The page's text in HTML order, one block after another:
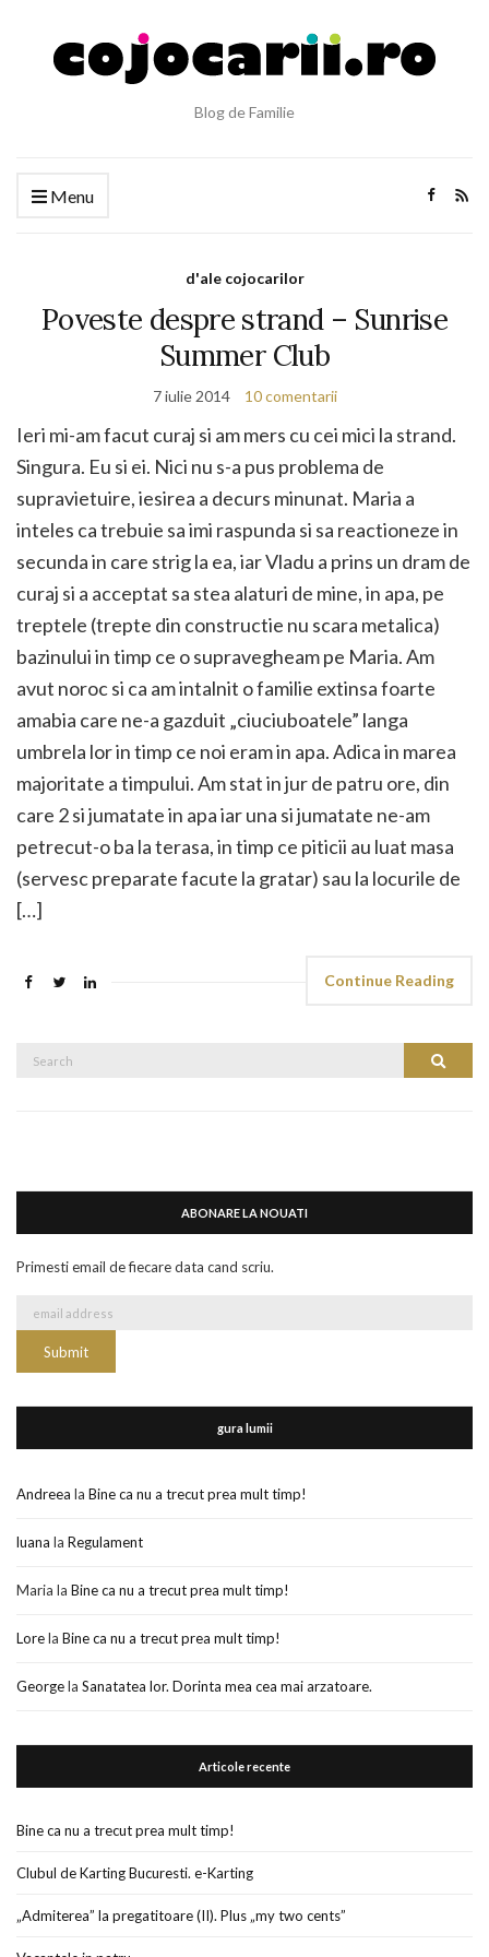
Blog de Familie
Menu
d'ale cojocarilor
Poveste despre strand – Sunrise
Summer Club
7 iulie 2014 10 comentarii
Ieri mi-am facut curaj si am mers cu cei mici la strand.
Singura. Eu si ei. Nici nu s-a pus problema de
supravietuire, iesirea a decurs minunat. Maria a
inteles ca trebuie sa imi raspunda si sa reactioneze in
secunda in care strig la ea, iar Vladu a prins un dram de
curaj si a acceptat sa stea alaturi de mine, in apa, pe
treptele (trepte din constructie nu scara metalica)
bazinului in timp ce o supravegheam pe Maria. Am
avut noroc si ca am intalnit o familie extinsa foarte
amabia care ne-a gazduit „ciuciuboatele” langa
umbrela lor in timp ce noi eram in apa. Adica in marea
majoritate a timpului. Am stat in jur de patru ore, din
care 2 si jumatate in apa iar una si jumatate ne-am
petrecut-o ba la terasa, in timp ce piticii au luat masa
(servesc preparate facute la gratar) sau la locurile de
[…]
Continue Reading
Search
ABONARE LA NOUATI
Primesti email de fiecare data cand scriu.
gura lumii
Andreea la Bine ca nu a trecut prea mult timp!
luana la Regulament
Maria la Bine ca nu a trecut prea mult timp!
Lorela Bine ca nu a trecut prea mult timp!
Georgela Sanatatea lor. Dorinta mea cea mai arzatoare.
Articole recente
Bine ca nu a trecut prea mult timp!
Clubul de Karting Bucuresti. e-Karting
„Admiterea” la pregatitoare (II). Plus „my two cents”